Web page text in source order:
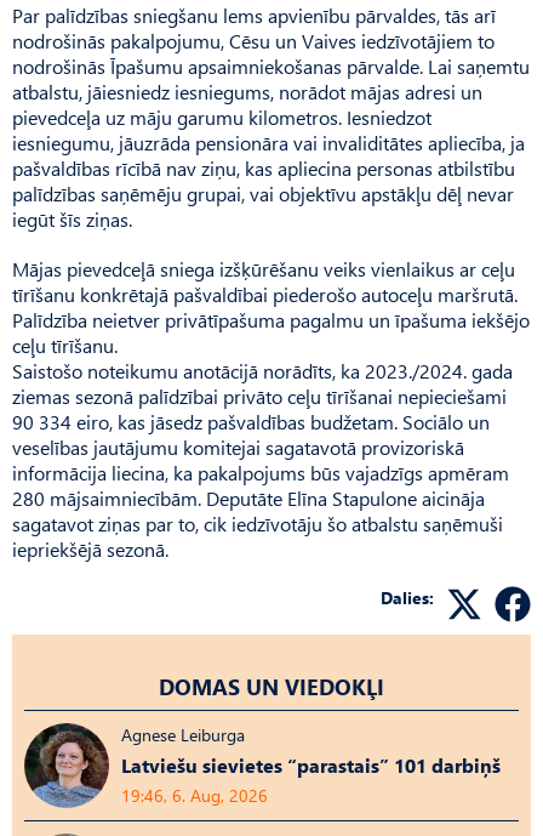
Par palīdzības sniegšanu lems apvienību pārvaldes, tās arī
nodrošinās pakalpojumu, Cēsu un Vaives iedzīvotājiem to
nodrošinās Īpašumu apsaimniekošanas pārvalde. Lai saņemtu
atbalstu, jāiesniedz iesniegums, norādot mājas adresi un
pievedceļa uz māju garumu kilometros. Iesniedzot
iesniegumu, jāuzrāda pensionāra vai invaliditātes apliecība, ja
pašvaldības rīcībā nav ziņu, kas apliecina personas atbilstību
palīdzības saņēmēju grupai, vai objektīvu apstākļu dēļ nevar
iegūt šīs ziņas.
Mājas pievedceļā sniega izšķūrēšanu veiks vienlaikus ar ceļu
tīrīšanu konkrētajā pašvaldībai piederošo autoceļu maršrutā.
Palīdzība neietver privāt­īpašuma pagalmu un īpašuma iekšējo
ceļu tīrīšanu.
Saistošo noteikumu anotācijā norādīts, ka 2023./2024. gada
ziemas sezonā palīdzībai privāto ceļu tīrīšanai nepieciešami
90 334 eiro, kas jāsedz pašvaldības budžetam. Sociālo un
veselības jautājumu komitejai sagatavotā provizoriskā
informācija liecina, ka pakalpojums būs vajadzīgs apmēram
280 mājsaimniecībām. Deputāte Elīna Stapulone aicināja
sagatavot ziņas par to, cik iedzīvotāju šo atbalstu saņēmuši
iepriekšējā sezonā.
Dalies:
DOMAS UN VIEDOKĻI
Agnese Leiburga
Latviešu sievietes “parastais” 101 darbiņš
19:46, 6. Aug, 2026